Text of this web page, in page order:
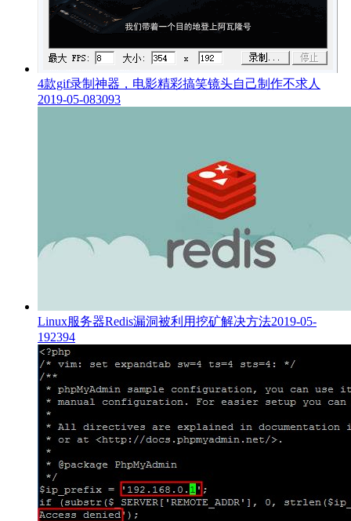
4款gif录制神器，电影精彩搞笑镜头自己制作不求人
2019-05-083093
Linux服务器Redis漏洞被利用挖矿解决方法2019-05-
192394